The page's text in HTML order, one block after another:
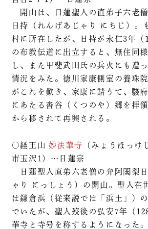
開山は、日蓮聖人の直弟子六老
日持（れんげあじゃり にちじ）。
村に所在したが、日持が永仁3年（
の布教伝道に出立すると、無住同
し、また甲斐武田氏の兵火にも遭
情況をみた。徳川家康側室の養珠
がこれを歎き、家康に請うて、駿
にあたる沓谷（くつのや）郷を拝
から移されて再興される。
○経王山 妙法華寺
（みょうほっけ
市玉沢1）…日蓮宗
日蓮聖人直弟六老僧の弁阿闍梨
ゃり にっしょう）の開山。聖人在
は鎌倉浜（従来説では「浜土」）
でいたが、聖人歿後の弘安7年（
華寺と寺号を称するようになった